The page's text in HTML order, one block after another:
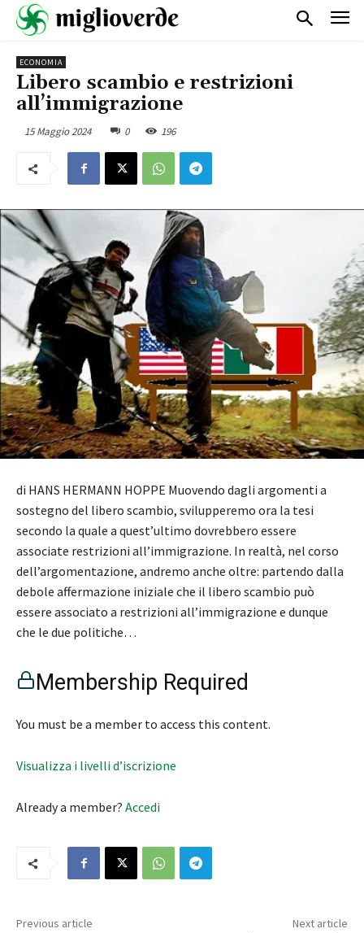
ECONOMIA
Libero scambio e restrizioni
all’immigrazione
15 Maggio 2024 0 196
di HANS HERMANN HOPPE Muovendo dagli argomenti a
sostegno del libero scambio, svilupperemo ora la tesi
secondo la quale a quest’ultimo dovrebbero essere
associate restrizioni all’immigrazione. In realtà, nel corso
dell’argomentazione, andremo anche oltre: partendo dalla
debole affermazione iniziale che il libero scambio può
essere associato a restrizioni all’immigrazione e dunque
che le due politiche…
Membership Required
You must be a member to access this content.
Visualizza i livelli d’iscrizione
Already a member? Accedi
Previous article Next article